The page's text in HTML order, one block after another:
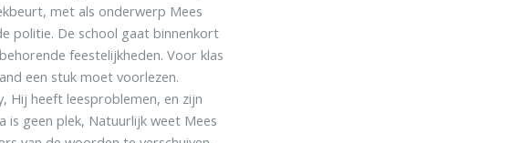
met als onderwerp Mees
politie. De school gaat binnenkort
feestelijkheden. Voor klas
een stuk moet voorlezen.
Hij heeft leesproblemen, en zijn
is geen plek, Natuurlijk weet Mees